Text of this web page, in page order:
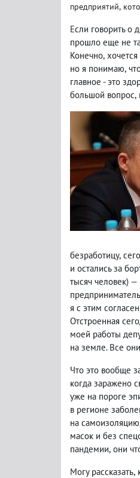
предприятий,
Если говорить о
прошло еще не
Конечно,
но я понимаю,
главное - это
большой вопрос,
безработицу,
и остались за
тысяч человек)
я с этим согласен
Отстроенная
моей работы
на земле. Все
Что это вообще
когда заражено
уже на пороге
в регионе
на самоизоляцию
масок и без
пандемии, они
Могу рассказать,